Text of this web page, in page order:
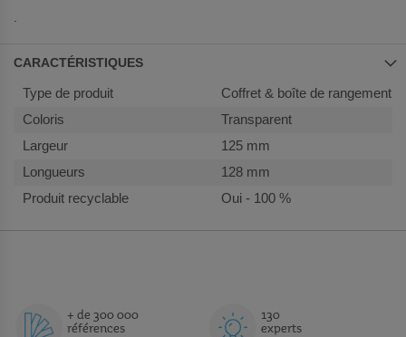
CARACTÉRISTIQUES
Plus
Coffret & boîte de rangement
Transparent
125 mm
128 mm
Oui - 100 %
+ de 300 000
références
130
experts